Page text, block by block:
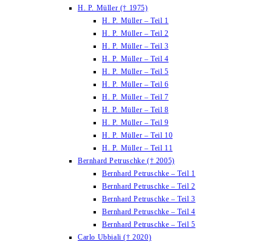
H. P. Müller († 1975)
H. P. Müller – Teil 1
H. P. Müller – Teil 2
H. P. Müller – Teil 3
H. P. Müller – Teil 4
H. P. Müller – Teil 5
H. P. Müller – Teil 6
H. P. Müller – Teil 7
H. P. Müller – Teil 8
H. P. Müller – Teil 9
H. P. Müller – Teil 10
H. P. Müller – Teil 11
Bernhard Petruschke († 2005)
Bernhard Petruschke – Teil 1
Bernhard Petruschke – Teil 2
Bernhard Petruschke – Teil 3
Bernhard Petruschke – Teil 4
Bernhard Petruschke – Teil 5
Carlo Ubbiali († 2020)